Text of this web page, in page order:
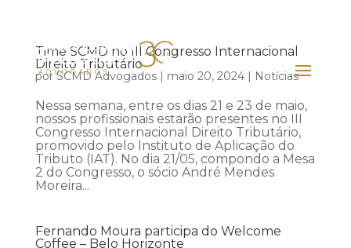
Time SCMD no III Congresso Internacional
Direito Tributário
porSCMD Advogados| maio 20, 2024| Notícias
Nessa semana, entre os dias 21 e 23 de maio,
nossos profissionais estarão presentes no III
Congresso Internacional Direito Tributário,
promovido pelo Instituto de Aplicação do
Tributo (IAT). No dia 21/05, compondo a Mesa
2 do Congresso, o sócio André Mendes
Moreira...
Fernando Moura participa do Welcome
Coffee – Belo Horizonte